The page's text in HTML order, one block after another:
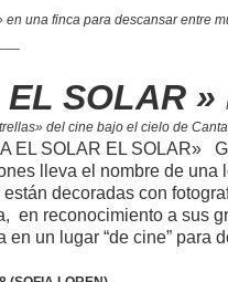
en una finca para descansar entre
SOLAR »
del cine bajo el cielo de
EL SOLAR»
lleva el nombre de una
decoradas con
en reconocimiento a sus
en un lugar “de cine” para